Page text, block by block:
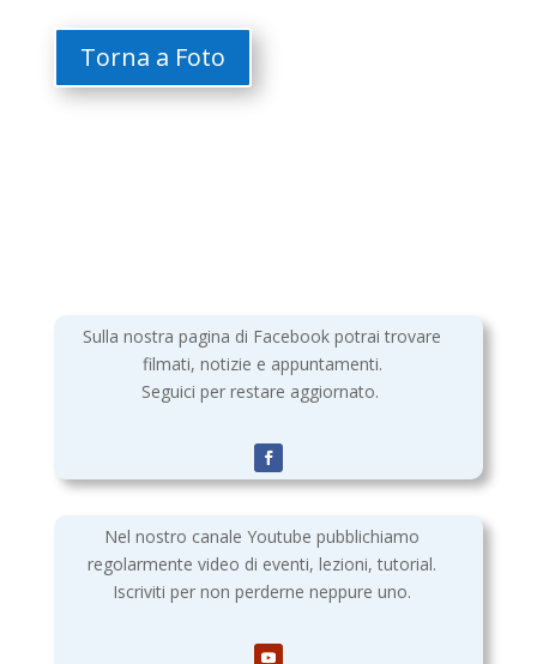
Torna a Foto
Sulla nostra pagina di Facebook potrai trovare
filmati, notizie e appuntamenti.
Seguici per restare aggiornato.
Nel nostro canale Youtube pubblichiamo
regolarmente video di eventi, lezioni, tutorial.
Iscriviti per non perderne neppure uno.